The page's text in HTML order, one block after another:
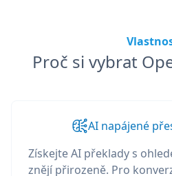
Proč si vybrat
AI napájené
Získejte AI překlady s
znějí přirozeně. Pro